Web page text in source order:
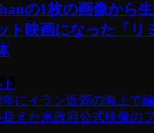
の1枚の画像から
ト映画になった「リ